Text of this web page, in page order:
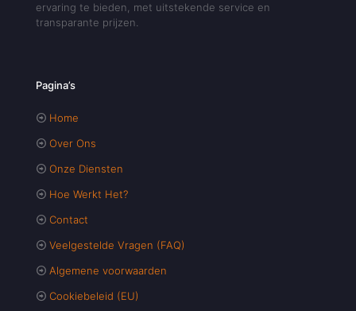
ervaring te bieden, met uitstekende service en
transparante prijzen.
Pagina’s
Home
Over Ons
Onze Diensten
Hoe Werkt Het?
Contact
Veelgestelde Vragen (FAQ)
Algemene voorwaarden
Cookiebeleid (EU)